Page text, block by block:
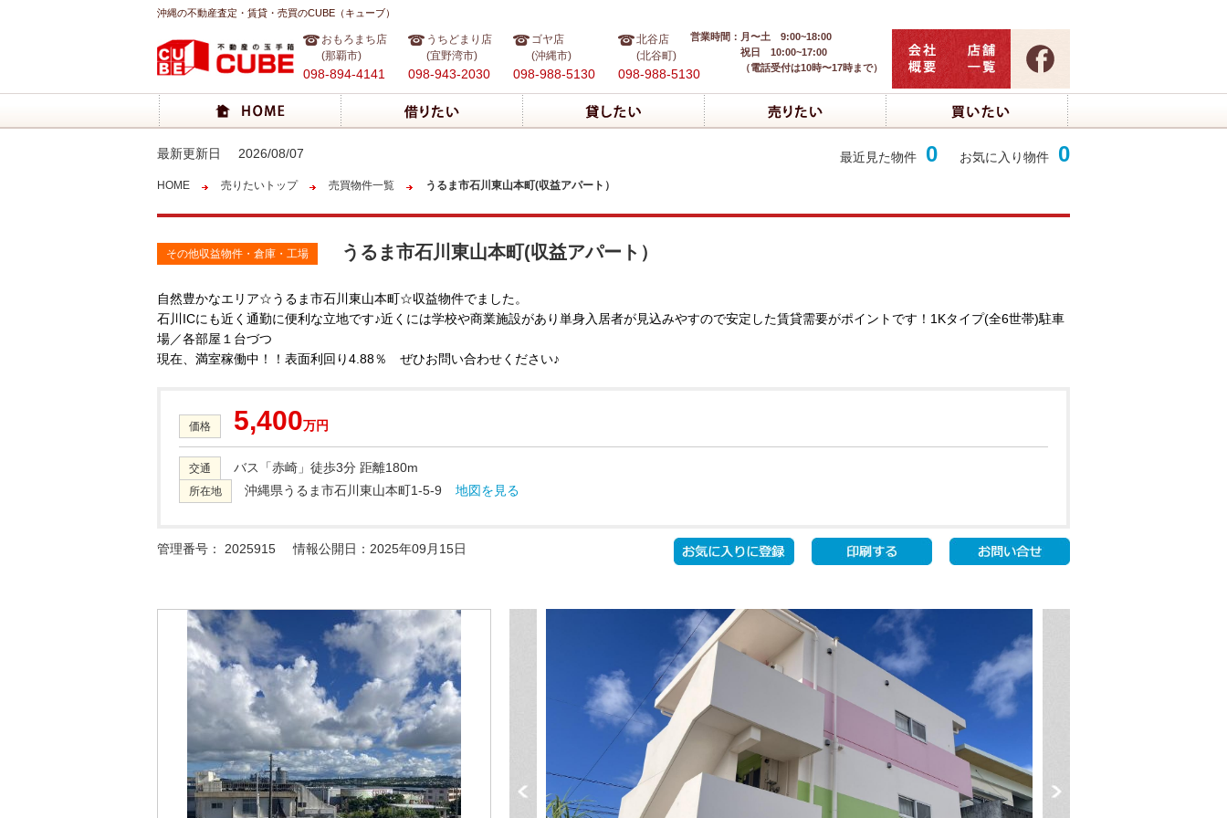
沖縄の不動産査定・賃貸・売買のCUBE（キューブ）
おもろまち店
(那覇市)
098-894-4141
うちどまり店
(宜野湾市)
098-943-2030
ゴヤ店
(沖縄市)
098-988-5130
北谷店
(北谷町)
098-988-5130
営業時間： 月〜土 9:00~18:00
祝日 10:00~17:00
（電話受付は10時〜17時まで）
最新更新日 2026/08/07 最近見た物件 0 お気に入り物件 0
HOME 売りたいトップ 売買物件一覧 うるま市石川東山本町(収益アパート）
その他収益物件・倉庫・工場 うるま市石川東山本町(収益アパート）
自然豊かなエリア☆うるま市石川東山本町☆収益物件でました。
石川ICにも近く通勤に便利な立地です♪近くには学校や商業施設があり単身入居者が見込みやすので安定した賃貸需要がポイントです！1Kタイプ(全6世帯)駐車
場／各部屋１台づつ
現在、満室稼働中！！表面利回り4.88％ ぜひお問い合わせください♪
価格 5,400万円
交通 バス「赤崎」徒歩3分 距離180m
所在地 沖縄県うるま市石川東山本町1-5-9 地図を見る
管理番号： 2025915 情報公開日：2025年09月15日